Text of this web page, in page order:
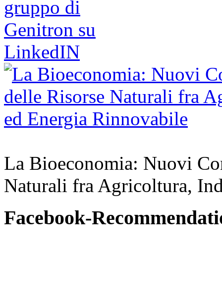
La Bioeconomia: Nuovi
Naturali fra Agricoltura,
Facebook-